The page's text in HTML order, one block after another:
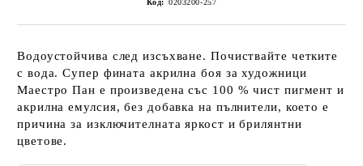
Код: 0203200-257
Водоустойчива след изсъхване. Почиствайте четките
с вода. Супер фината акрилна боя за художници
Маестро Пан е произведена със 100 % чист пигмент и
акрилна емулсия, без добавка на пълнители, което е
причина за изключителната яркост и брилянтни
цветове.